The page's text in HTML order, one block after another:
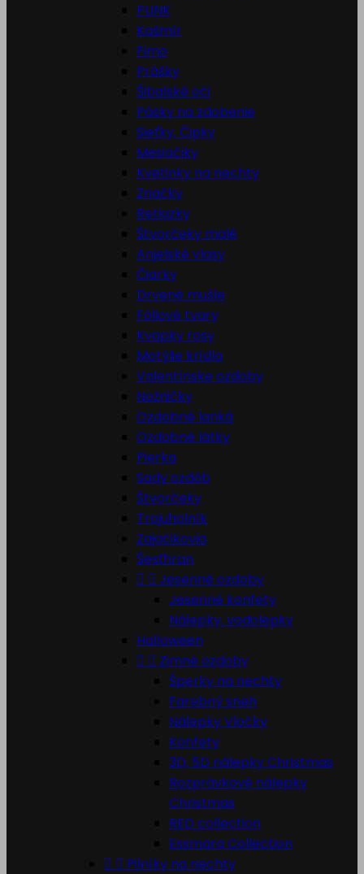
PUNK
Kašmír
Fimo
Prášky
Šibalské oči
Pásky na zdobenie
Sieťky, Čipky
Mesiačiky
Kvetinky na nechty
Značky
Retiazky
Štvorčeky malé
Anjelské vlasy
Čiarky
Drvené mušle
Fóliové tvary
Kvapky rosy
Motýlie krídla
Valentínske ozdoby
Nožničky
Ozdobné lanká
Ozdobné látky
Pierka
Sady ozdôb
Štvorčeky
Trojuholník
Zajačikovia
Šesťhran
  Jesenné ozdoby
Jesenné konfety
Nálepky, vodolepky
Halloween
  Zimné ozdoby
Šperky na nechty
Farebný sneh
Nálepky Vločky
Konfety
3D, 5D nálepky Christmas
Rozprávkové nálepky
Christmas
RED collection
Essmara Collection
  Pilníky na nechty